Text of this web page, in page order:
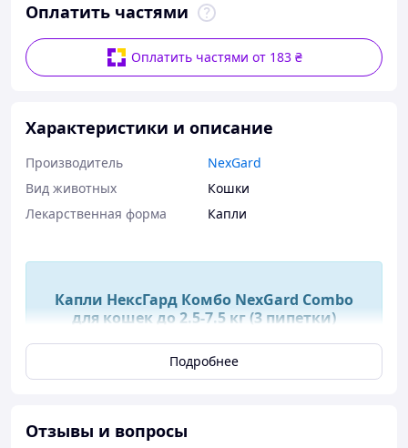
Оплатить частями
Оплатить частями от 183 ₴
Характеристики и описание
Производитель
NexGard
Вид животных
Кошки
Лекарственная форма
Капли
Капли НексГард Комбо NexGard Combo
для кошек до 2.5-7.5 кг (3 пипетки)
Состав
Вспомогательные вещества: глицеринформаль,
Подробнее
Отзывы и вопросы